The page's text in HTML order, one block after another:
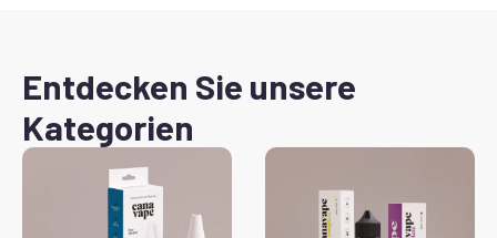
Entdecken Sie unsere
Kategorien